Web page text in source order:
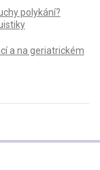
polykání?
a na geriatrickém